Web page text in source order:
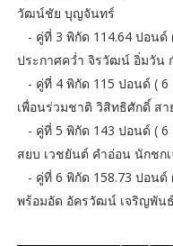
วัฒน์ชัย บุญจันทร์
- คู่ที่ 3 พิกัด 114.64 ปอนด์
ประกาศคว่ำ จิรวัฒน์ อิ่มวัน
- คู่ที่ 4 พิกัด 115 ปอนด์ ( 6
เพื่อนร่วมชาติ วิสิทธิศักดิ์ สา
- คู่ที่ 5 พิกัด 143 ปอนด์ ( 6
สยบ เวชยันต์ คำอ่อน นักชก
- คู่ที่ 6 พิกัด 158.73 ปอนด์
พร้อมอัด อัครวัฒน์ เจริญพัน